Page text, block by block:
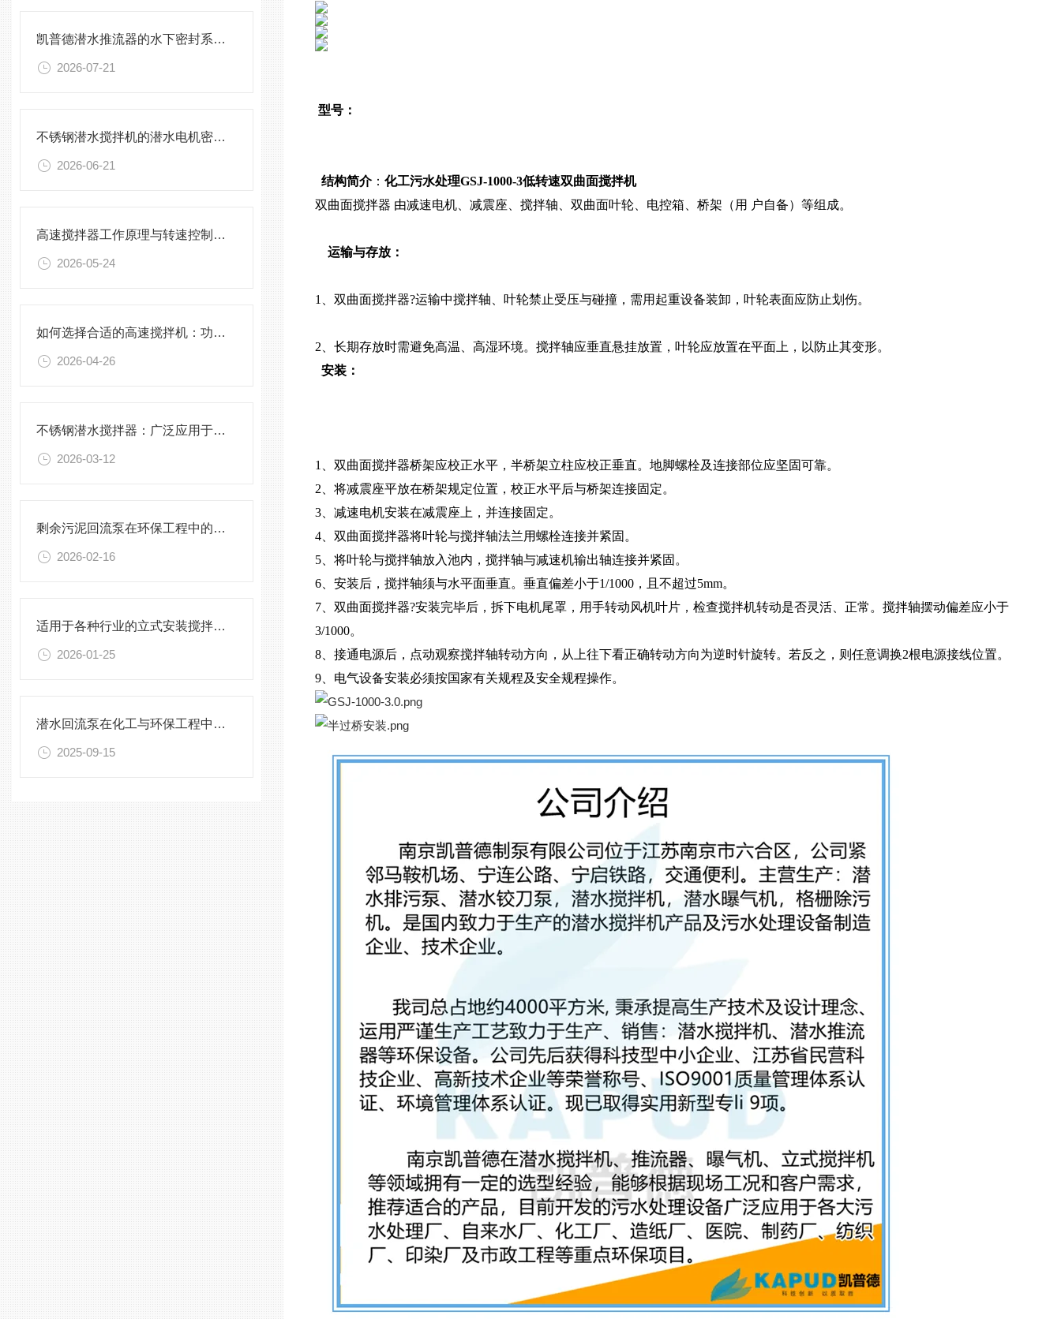
凯普德潜水推流器的水下密封系统维护全流程指南说明
2026-07-21
不锈钢潜水搅拌机的潜水电机密封与泄漏保护
2026-06-21
高速搅拌器工作原理与转速控制技术分析
2026-05-24
如何选择合适的高速搅拌机：功率、转速、搅拌桨叶与物料适配性分析
2026-04-26
不锈钢潜水搅拌器：广泛应用于污水处理与化学工程
2026-03-12
剩余污泥回流泵在环保工程中的应用前景
2026-02-16
适用于各种行业的立式安装搅拌机选型指南
2026-01-25
潜水回流泵在化工与环保工程中的关键作用
2025-09-15
型号：
结构简介：化工污水处理GSJ-1000-3低转速双曲面搅拌机
双曲面搅拌器 由减速电机、减震座、搅拌轴、双曲面叶轮、电控箱、桥架（用 户自备）等组成。
运输与存放：
1、双曲面搅拌器?运输中搅拌轴、叶轮禁止受压与碰撞，需用起重设备装卸，叶轮表面应防止划伤。
2、长期存放时需避免高温、高湿环境。搅拌轴应垂直悬挂放置，叶轮应放置在平面上，以防止其变形。
安装：
1、双曲面搅拌器桥架应校正水平，半桥架立柱应校正垂直。地脚螺栓及连接部位应坚固可靠。
2、将减震座平放在桥架规定位置，校正水平后与桥架连接固定。
3、减速电机安装在减震座上，并连接固定。
4、双曲面搅拌器将叶轮与搅拌轴法兰用螺栓连接并紧固。
5、将叶轮与搅拌轴放入池内，搅拌轴与减速机输出轴连接并紧固。
6、安装后，搅拌轴须与水平面垂直。垂直偏差小于1/1000，且不超过5mm。
7、双曲面搅拌器?安装完毕后，拆下电机尾罩，用手转动风机叶片，检查搅拌机转动是否灵活、正常。搅拌轴摆动偏差应小于
3/1000。
8、接通电源后，点动观察搅拌轴转动方向，从上往下看正确转动方向为逆时针旋转。若反之，则任意调换2根电源接线位置。
9、电气设备安装必须按国家有关规程及安全规程操作。